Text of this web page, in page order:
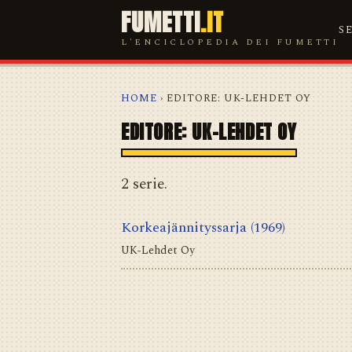
FUMETTI.IT
L'ENCICLOPEDIA DEI FUMETTI
HOME › EDITORE: UK-LEHDET OY
EDITORE: UK-LEHDET OY
2 serie.
Korkeajännityssarja (1969)
UK-Lehdet Oy